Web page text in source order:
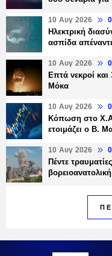
10 Αυγ 2026
Ηλεκτρική
ασπίδα
10 Αυγ 2026
Επτά νεκροί
Μόκα
10 Αυγ 2026
Κόπωση στο Χ.Α.,
ετοιμάζει ο Β.
10 Αυγ 2026
Πέντε